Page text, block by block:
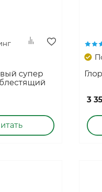
Дверные замки и
Фурнитура для
Петли дверные
супер
3